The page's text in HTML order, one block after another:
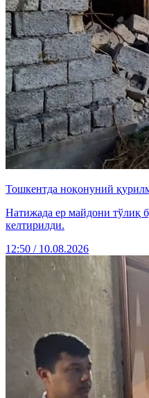
Тошкентда ноқонуний
Натижада ер майдони тўлиқ
келтирилди.
12:50 / 10.08.2026